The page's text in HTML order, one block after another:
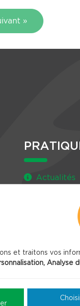
»
Actualités
Newsletter
et traitons vos
Analyse